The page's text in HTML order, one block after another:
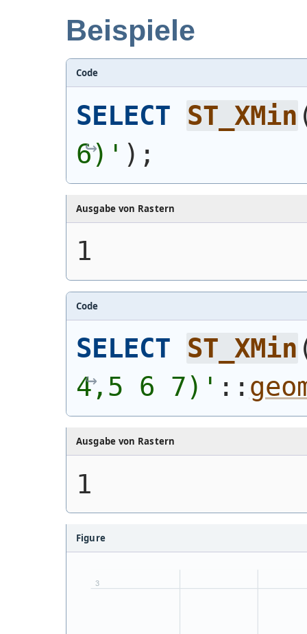
Beispiele
Code
SELECT ST_XMin
6)' ) ;
Ausgabe von Rastern
1
Code
SELECT ST_XMin
4,5 6 7) ' ::
Ausgabe von Rastern
1
Figure